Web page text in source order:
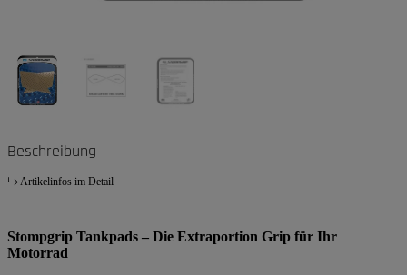
Beschreibung
Artikelinfos im Detail
Stompgrip Tankpads – Die Extraportion Grip für Ihr
Motorrad